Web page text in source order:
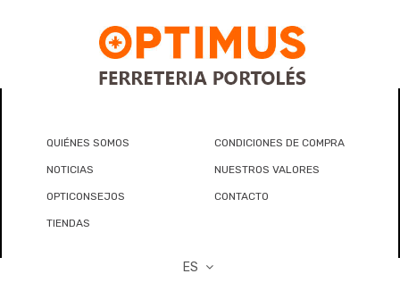
QUIÉNES SOMOS CONDICIONES DE COMPRA
NOTICIAS NUESTROS VALORES
OPTICONSEJOS CONTACTO
TIENDAS
ES